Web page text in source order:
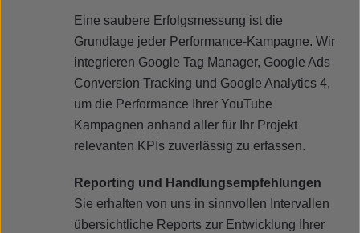
Eine saubere Erfolgsmessung ist die
Grundlage jeder Performance-Kampagne. Wir
integrieren Google Tag Manager, Google Ads
Conversion Tracking und Google Analytics 4,
um die Performance Ihrer YouTube
Kampagnen anhand aller für Ihr Projekt
relevanten KPIs zuverlässig zu erfassen.
Reporting und Handlungsempfehlungen
Sie erhalten von uns in sinnvollen Intervallen
übersichtliche Reports zur Entwicklung Ihrer